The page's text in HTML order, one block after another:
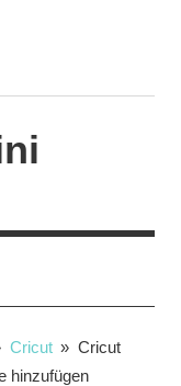
Cricut
Cricut
hinzufügen